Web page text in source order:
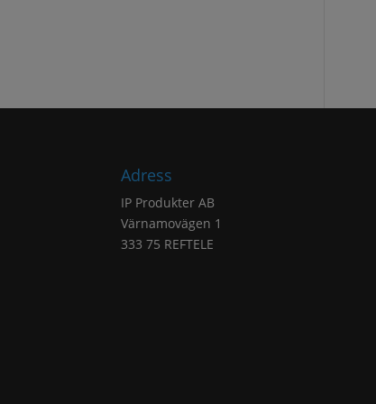
Adress
IP Produkter AB
Värnamovägen 1
333 75 REFTELE